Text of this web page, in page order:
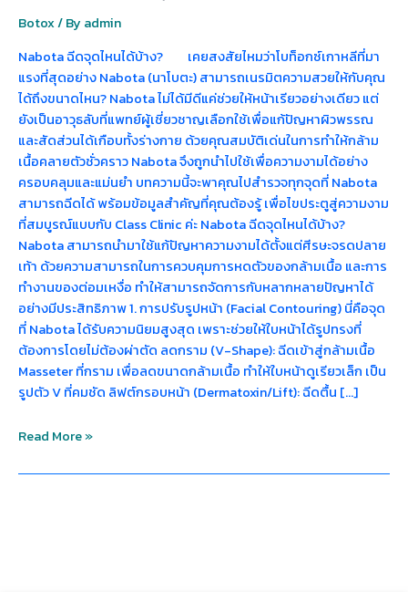
Botox/ By admin
Nabota ฉีดจุดไหนได้บ้าง? เคยสงสัยไหมว่าโบท็อกซ์เกาหลีที่มา
แรงที่สุดอย่าง Nabota (นาโบตะ) สามารถเนรมิตความสวยให้กับคุณ
ได้ถึงขนาดไหน? Nabota ไม่ได้มีดีแค่ช่วยให้หน้าเรียวอย่างเดียว แต่
ยังเป็นอาวุธลับที่แพทย์ผู้เชี่ยวชาญเลือกใช้เพื่อแก้ปัญหาผิวพรรณ
และสัดส่วนได้เกือบทั้งร่างกาย ด้วยคุณสมบัติเด่นในการทำให้กล้าม
เนื้อคลายตัวชั่วคราว Nabota จึงถูกนำไปใช้เพื่อความงามได้อย่าง
ครอบคลุมและแม่นยำ บทความนี้จะพาคุณไปสำรวจทุกจุดที่ Nabota
สามารถฉีดได้ พร้อมข้อมูลสำคัญที่คุณต้องรู้ เพื่อไขประตูสู่ความงาม
ที่สมบูรณ์แบบกับ Class Clinic ค่ะ Nabota ฉีดจุดไหนได้บ้าง?
Nabota สามารถนำมาใช้แก้ปัญหาความงามได้ตั้งแต่ศีรษะจรดปลาย
เท้า ด้วยความสามารถในการควบคุมการหดตัวของกล้ามเนื้อ และการ
ทำงานของต่อมเหงื่อ ทำให้สามารถจัดการกับหลากหลายปัญหาได้
อย่างมีประสิทธิภาพ 1. การปรับรูปหน้า (Facial Contouring) นี่คือจุด
ที่ Nabota ได้รับความนิยมสูงสุด เพราะช่วยให้ใบหน้าได้รูปทรงที่
ต้องการโดยไม่ต้องผ่าตัด ลดกราม (V-Shape): ฉีดเข้าสู่กล้ามเนื้อ
Masseter ที่กราม เพื่อลดขนาดกล้ามเนื้อ ทำให้ใบหน้าดูเรียวเล็ก เป็น
รูปตัว V ที่คมชัด ลิฟต์กรอบหน้า (Dermatoxin/Lift): ฉีดตื้น […]
Read More »